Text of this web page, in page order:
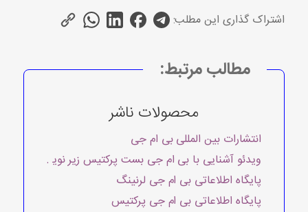
اشتراک گذاری این مطلب:
مطالب مرتبط:
محصولات ناشر
انتشارات بین المللی بی ام جی
ویدئو آشنایی با بی ام جی بست پرکتیس زیر نویس فارسی
پایگاه اطلاعاتی بی ام جی لرنینگ
پایگاه اطلاعاتی بی ام جی پرکتیس